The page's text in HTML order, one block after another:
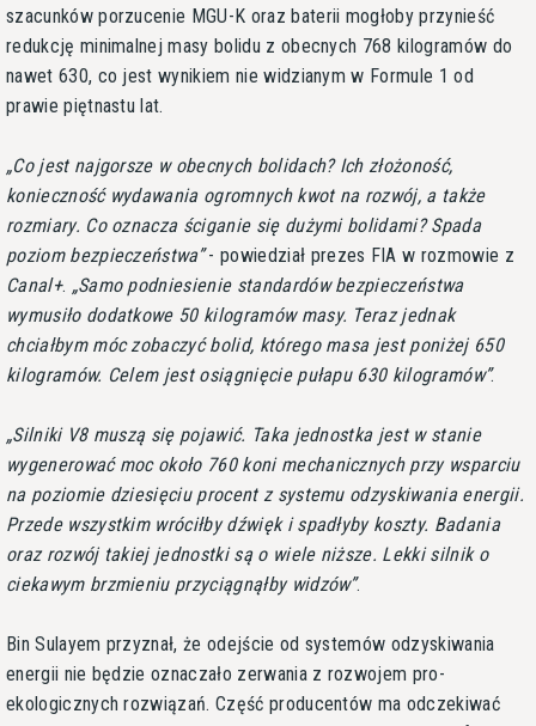
szacunków porzucenie MGU-K oraz baterii mogłoby przynieść
redukcję minimalnej masy bolidu z obecnych 768 kilogramów do
nawet 630, co jest wynikiem nie widzianym w Formule 1 od
prawie piętnastu lat.
Co jest najgorsze w obecnych bolidach? Ich złożoność,
konieczność wydawania ogromnych kwot na rozwój, a także
rozmiary. Co oznacza ściganie się dużymi bolidami? Spada
poziom bezpieczeństwa - powiedział prezes FIA w rozmowie z
Canal+. Samo podniesienie standardów bezpieczeństwa
wymusiło dodatkowe 50 kilogramów masy. Teraz jednak
chciałbym móc zobaczyć bolid, którego masa jest poniżej 650
kilogramów. Celem jest osiągnięcie pułapu 630 kilogramów .
Silniki V8 muszą się pojawić. Taka jednostka jest w stanie
wygenerować moc około 760 koni mechanicznych przy wsparciu
na poziomie dziesięciu procent z systemu odzyskiwania energii.
Przede wszystkim wróciłby dźwięk i spadłyby koszty. Badania
oraz rozwój takiej jednostki są o wiele niższe. Lekki silnik o
ciekawym brzmieniu przyciągnąłby widzów .
Bin Sulayem przyznał, że odejście od systemów odzyskiwania
energii nie będzie oznaczało zerwania z rozwojem pro-
ekologicznych rozwiązań. Część producentów ma odczekiwać